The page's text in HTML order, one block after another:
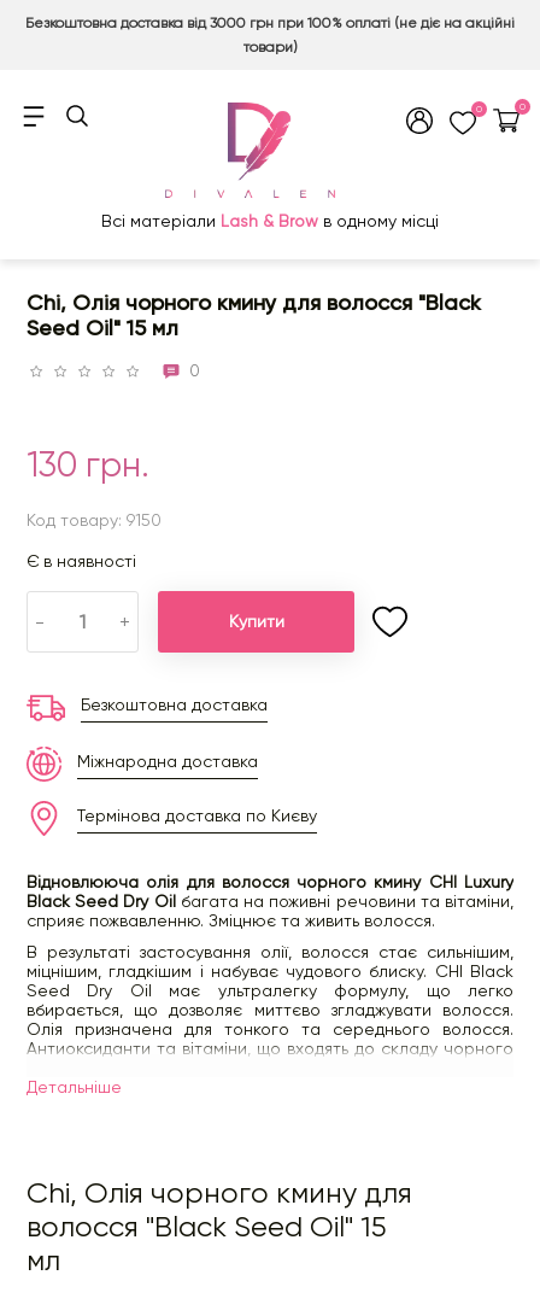
Безкоштовна доставка від 3000 грн при 100% оплаті (не діє на акційні
товари)
0 0
Всі матеріали Lash & Brow в одному місці
Chi, Олія чорного кмину для волосся "Black
Seed Oil" 15 мл
0
130 грн.
Код товару: 9150
Є в наявності
- + Купити
Безкоштовна доставка
Міжнародна доставка
Термінова доставка по Києву
Відновлююча олія для волосся чорного кмину CHI Luxury
Black Seed Dry Oilбагата на поживні речовини та вітаміни,
сприяє пожвавленню. Зміцнює та живить волосся.
В результаті застосування олії, волосся стає сильнішим,
міцнішим, гладкішим і набуває чудового блиску. CHI Black
Seed Dry Oil має ультралегку формулу, що легко
вбирається, що дозволяє миттєво згладжувати волосся.
Олія призначена для тонкого та середнього волосся.
Антиоксиданти та вітаміни, що входять до складу чорного
впливу навколишнього середовища. Зміцнює та відновлює
Для тонкого та середнього волосся;
Глибоко проникає у структуру волосся;
Відновлює та зміцнює пошкоджене волосся, надає
Детальнiше
Chi, Олія чорного кмину для
волосся "Black Seed Oil" 15
мл